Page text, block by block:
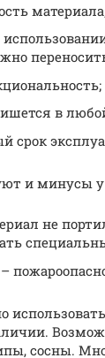
в
срок
и минусы у
не
сосны.